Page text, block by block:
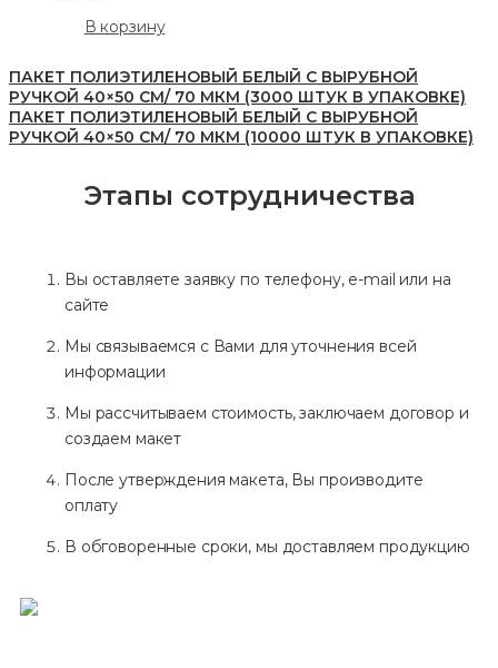
В корзину
ПАКЕТ ПОЛИЭТИЛЕНОВЫЙ БЕЛЫЙ С ВЫРУБНОЙ
РУЧКОЙ 40×50 СМ/ 70 МКМ (3000 ШТУК В УПАКОВКЕ)
ПАКЕТ ПОЛИЭТИЛЕНОВЫЙ БЕЛЫЙ С ВЫРУБНОЙ
РУЧКОЙ 40×50 СМ/ 70 МКМ (10000 ШТУК В УПАКОВКЕ)
Этапы сотрудничества
Вы оставляете заявку по телефону, e-mail или на
сайте
Мы связываемся с Вами для уточнения всей
информации
Мы рассчитываем стоимость, заключаем договор и
создаем макет
После утверждения макета, Вы производите
оплату
В обговоренные сроки, мы доставляем продукцию